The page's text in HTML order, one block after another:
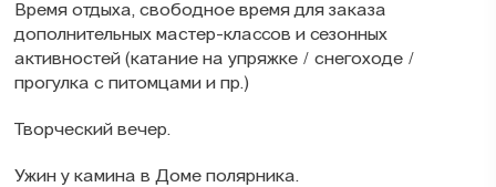
Время отдыха, свободное время для заказа
дополнительных мастер-классов и сезонных
активностей (катание на упряжке / снегоходе /
прогулка с питомцами и пр.)
Творческий вечер.
Ужин у камина в Доме полярника.